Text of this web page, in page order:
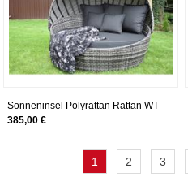
Sonneninsel Polyrattan Rattan WT-
6001 grau Rattan DachLounge
385,00 €
1 2 3